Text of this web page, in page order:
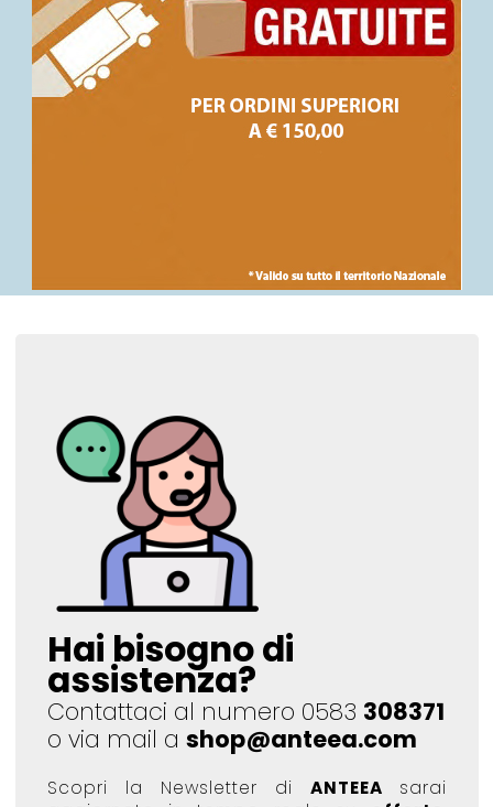
Hai bisogno di
assistenza?
Contattaci al numero 0583 308371
o via mail a shop@anteea.com
Scopri la Newsletter di ANTEEA sarai